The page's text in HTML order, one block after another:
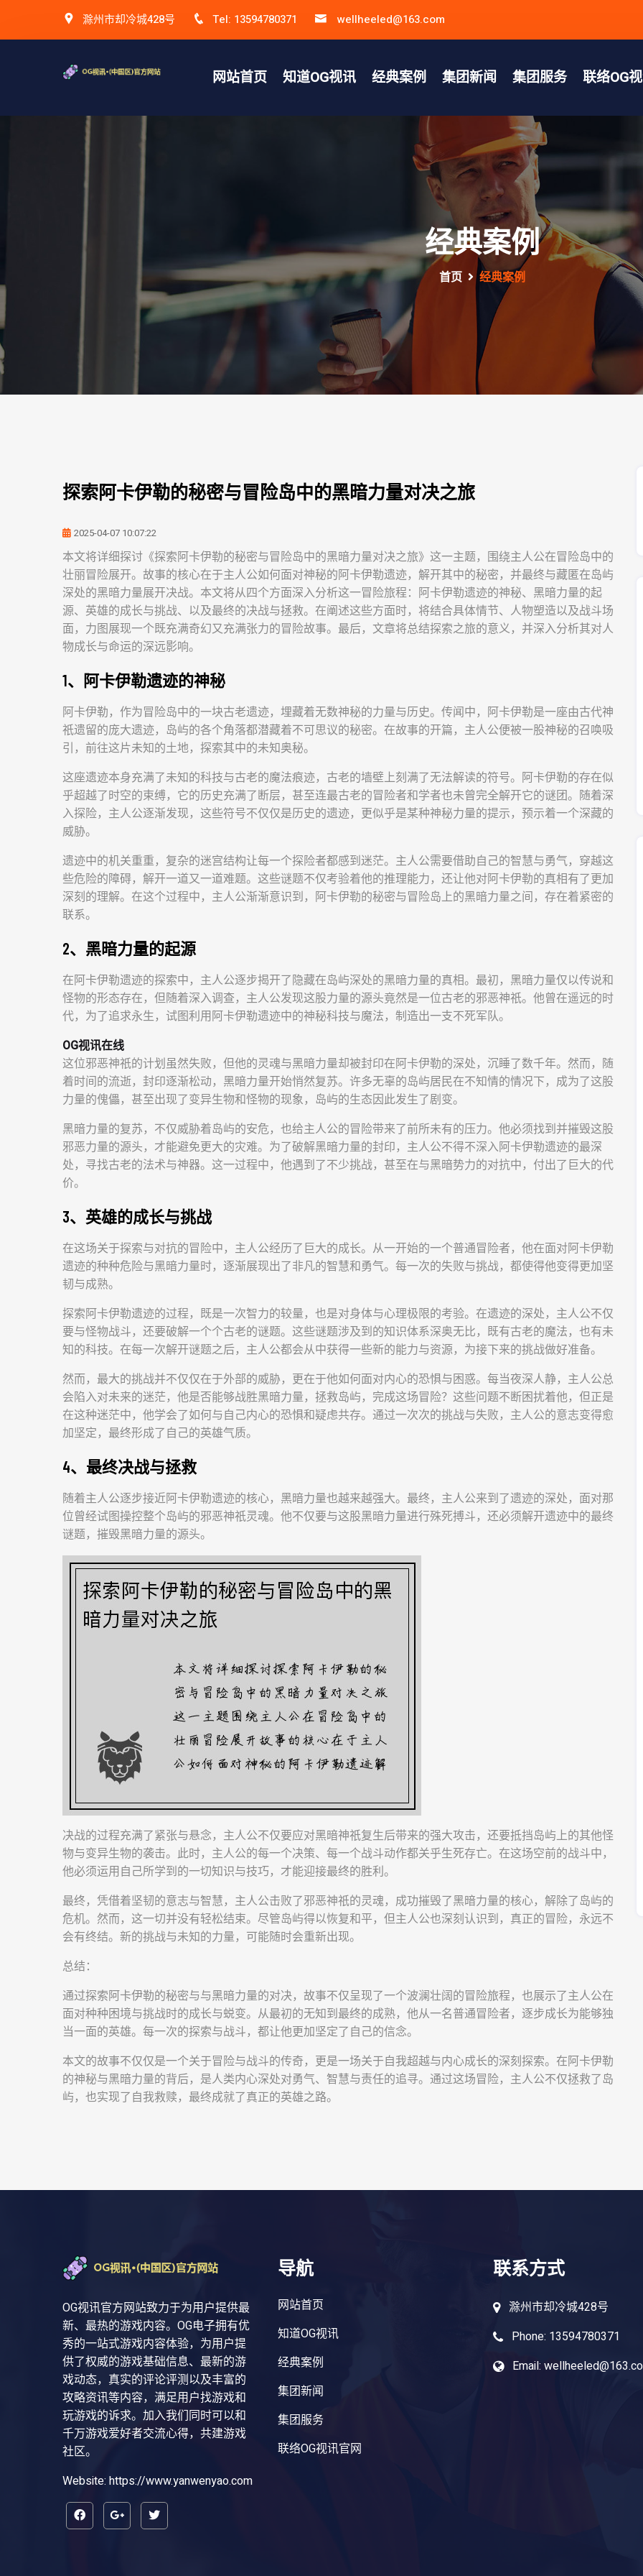
滁州市却冷城428号 Tel: 13594780371 wellheeled@163.com
网站首页 知道OG视讯 经典案例 集团新闻 集团服务 联络OG
经典案例
首页 经典案例
探索阿卡伊勒的秘密与冒险岛中的黑暗力量对决之旅
2025-04-07 10:07:22
本文将详细探讨《探索阿卡伊勒的秘密与冒险岛中的黑暗力量对决之旅》这一主题，围绕主人公在冒险岛中的
壮丽冒险展开。故事的核心在于主人公如何面对神秘的阿卡伊勒遗迹，解开其中的秘密，并最终与藏匿在岛屿
深处的黑暗力量展开决战。本文将从四个方面深入分析这一冒险旅程：阿卡伊勒遗迹的神秘、黑暗力量的起
源、英雄的成长与挑战、以及最终的决战与拯救。在阐述这些方面时，将结合具体情节、人物塑造以及战斗场
面，力图展现一个既充满奇幻又充满张力的冒险故事。最后，文章将总结探索之旅的意义，并深入分析其对人
物成长与命运的深远影响。
1、阿卡伊勒遗迹的神秘
阿卡伊勒，作为冒险岛中的一块古老遗迹，埋藏着无数神秘的力量与历史。传闻中，阿卡伊勒是一座由古代神
祇遗留的庞大遗迹，岛屿的各个角落都潜藏着不可思议的秘密。在故事的开篇，主人公便被一股神秘的召唤吸
引，前往这片未知的土地，探索其中的未知奥秘。
这座遗迹本身充满了未知的科技与古老的魔法痕迹，古老的墙壁上刻满了无法解读的符号。阿卡伊勒的存在似
乎超越了时空的束缚，它的历史充满了断层，甚至连最古老的冒险者和学者也未曾完全解开它的谜团。随着深
入探险，主人公逐渐发现，这些符号不仅仅是历史的遗迹，更似乎是某种神秘力量的提示，预示着一个深藏的
威胁。
遗迹中的机关重重，复杂的迷宫结构让每一个探险者都感到迷茫。主人公需要借助自己的智慧与勇气，穿越这
些危险的障碍，解开一道又一道难题。这些谜题不仅考验着他的推理能力，还让他对阿卡伊勒的真相有了更加
深刻的理解。在这个过程中，主人公渐渐意识到，阿卡伊勒的秘密与冒险岛上的黑暗力量之间，存在着紧密的
联系。
2、黑暗力量的起源
在阿卡伊勒遗迹的探索中，主人公逐步揭开了隐藏在岛屿深处的黑暗力量的真相。最初，黑暗力量仅以传说和
怪物的形态存在，但随着深入调查，主人公发现这股力量的源头竟然是一位古老的邪恶神祇。他曾在遥远的时
代，为了追求永生，试图利用阿卡伊勒遗迹中的神秘科技与魔法，制造出一支不死军队。
OG视讯在线
这位邪恶神祇的计划虽然失败，但他的灵魂与黑暗力量却被封印在阿卡伊勒的深处，沉睡了数千年。然而，随
着时间的流逝，封印逐渐松动，黑暗力量开始悄然复苏。许多无辜的岛屿居民在不知情的情况下，成为了这股
力量的傀儡，甚至出现了变异生物和怪物的现象，岛屿的生态因此发生了剧变。
黑暗力量的复苏，不仅威胁着岛屿的安危，也给主人公的冒险带来了前所未有的压力。他必须找到并摧毁这股
邪恶力量的源头，才能避免更大的灾难。为了破解黑暗力量的封印，主人公不得不深入阿卡伊勒遗迹的最深
处，寻找古老的法术与神器。这一过程中，他遇到了不少挑战，甚至在与黑暗势力的对抗中，付出了巨大的代
价。
3、英雄的成长与挑战
在这场关于探索与对抗的冒险中，主人公经历了巨大的成长。从一开始的一个普通冒险者，他在面对阿卡伊勒
遗迹的种种危险与黑暗力量时，逐渐展现出了非凡的智慧和勇气。每一次的失败与挑战，都使得他变得更加坚
韧与成熟。
探索阿卡伊勒遗迹的过程，既是一次智力的较量，也是对身体与心理极限的考验。在遗迹的深处，主人公不仅
要与怪物战斗，还要破解一个个古老的谜题。这些谜题涉及到的知识体系深奥无比，既有古老的魔法，也有未
知的科技。在每一次解开谜题之后，主人公都会从中获得一些新的能力与资源，为接下来的挑战做好准备。
然而，最大的挑战并不仅仅在于外部的威胁，更在于他如何面对内心的恐惧与困惑。每当夜深人静，主人公总
会陷入对未来的迷茫，他是否能够战胜黑暗力量，拯救岛屿，完成这场冒险？这些问题不断困扰着他，但正是
在这种迷茫中，他学会了如何与自己内心的恐惧和疑虑共存。通过一次次的挑战与失败，主人公的意志变得愈
加坚定，最终形成了自己的英雄气质。
4、最终决战与拯救
随着主人公逐步接近阿卡伊勒遗迹的核心，黑暗力量也越来越强大。最终，主人公来到了遗迹的深处，面对那
位曾经试图操控整个岛屿的邪恶神祇灵魂。他不仅要与这股黑暗力量进行殊死搏斗，还必须解开遗迹中的最终
谜题，摧毁黑暗力量的源头。
决战的过程充满了紧张与悬念，主人公不仅要应对黑暗神祇复生后带来的强大攻击，还要抵挡岛屿上的其他怪
物与变异生物的袭击。此时，主人公的每一个决策、每一个战斗动作都关乎生死存亡。在这场空前的战斗中，
他必须运用自己所学到的一切知识与技巧，才能迎接最终的胜利。
最终，凭借着坚韧的意志与智慧，主人公击败了邪恶神祇的灵魂，成功摧毁了黑暗力量的核心，解除了岛屿的
危机。然而，这一切并没有轻松结束。尽管岛屿得以恢复和平，但主人公也深刻认识到，真正的冒险，永远不
会有终结。新的挑战与未知的力量，可能随时会重新出现。
总结：
通过探索阿卡伊勒的秘密与与黑暗力量的对决，故事不仅呈现了一个波澜壮阔的冒险旅程，也展示了主人公在
面对种种困境与挑战时的成长与蜕变。从最初的无知到最终的成熟，他从一名普通冒险者，逐步成长为能够独
当一面的英雄。每一次的探索与战斗，都让他更加坚定了自己的信念。
本文的故事不仅仅是一个关于冒险与战斗的传奇，更是一场关于自我超越与内心成长的深刻探索。在阿卡伊勒
的神秘与黑暗力量的背后，是人类内心深处对勇气、智慧与责任的追寻。通过这场冒险，主人公不仅拯救了岛
屿，也实现了自我救赎，最终成就了真正的英雄之路。
OG视讯官方网站致力于为用户提供最
新、最热的游戏内容。OG电子拥有优
秀的一站式游戏内容体验，为用户提
供了权威的游戏基础信息、最新的游
戏动态，真实的评论评测以及丰富的
攻略资讯等内容，满足用户找游戏和
玩游戏的诉求。加入我们同时可以和
千万游戏爱好者交流心得，共建游戏
社区。
Website: https://www.yanwenyao.com
导航
网站首页
知道OG视讯
经典案例
集团新闻
集团服务
联络OG视讯官网
联系方式
滁州市却冷城428号
Phone: 13594780371
Email: